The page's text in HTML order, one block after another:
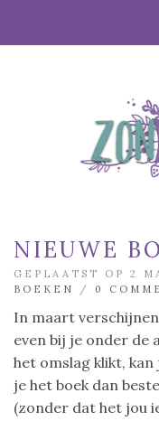
NIEUWE
GEPLAATST OP 2
BOEKEN
/ 0
In maart
even bij je onder de
het omslag klikt, kan
je het boek dan
(zonder dat het jou